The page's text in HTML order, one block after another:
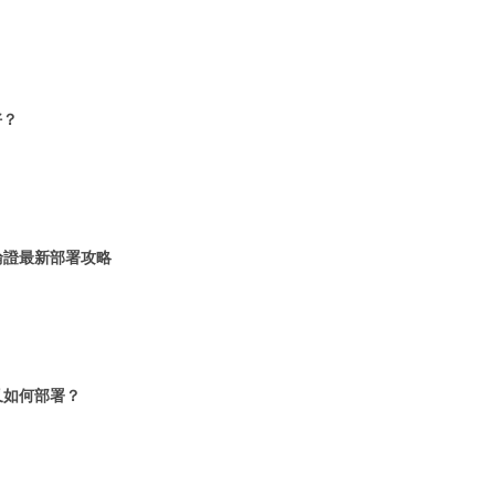
證最新部署攻略
何部署？